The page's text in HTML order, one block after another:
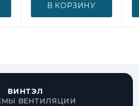
В КОРЗИНУ
ВИНТЭЛ
ВЕНТИЛЯЦИИ